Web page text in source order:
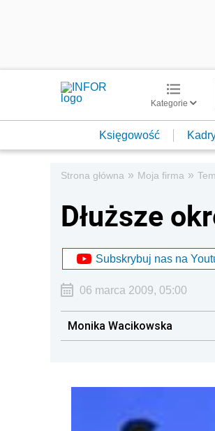
Kategorie
Księgowość
Strona główna » Moja firma »
Dłuższe
Subskrybuj nas na
06 marca 2009, 05:00
Monika Wacikowska